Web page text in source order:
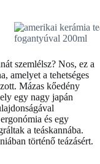
szemlélsz? Nos, ez a
, amelyet a tehetséges
Mázas kőedény
egy nagy japán
és egy
a teáskannába.
történő teázásért.